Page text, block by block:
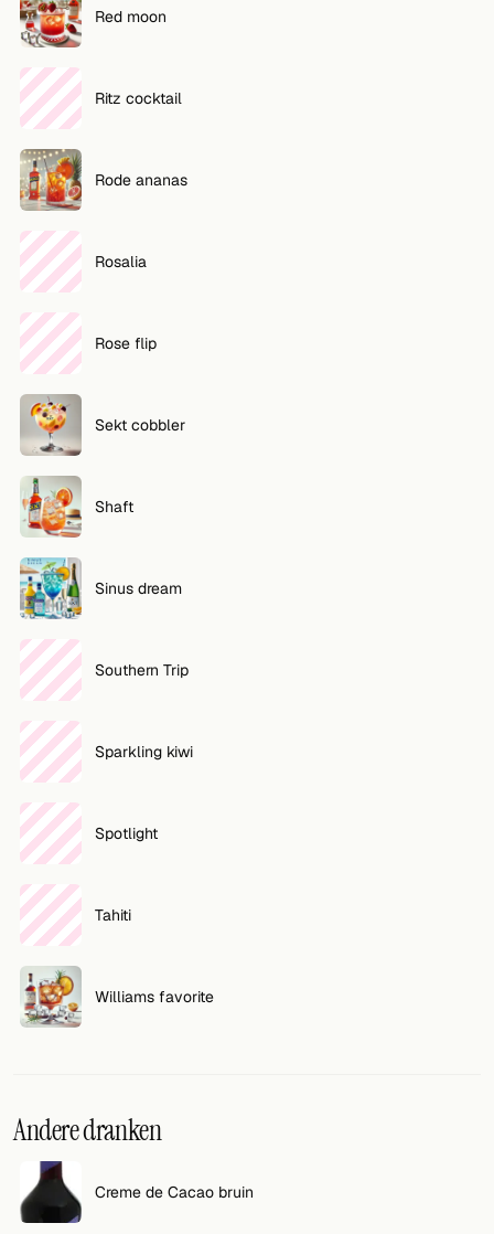
Red moon
Ritz cocktail
Rode ananas
Rosalia
Rose flip
Sekt cobbler
Shaft
Sinus dream
Southern Trip
Sparkling kiwi
Spotlight
Tahiti
Williams favorite
Andere dranken
Creme de Cacao bruin